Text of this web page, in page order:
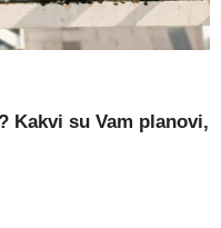
Kakvi su Vam planovi,